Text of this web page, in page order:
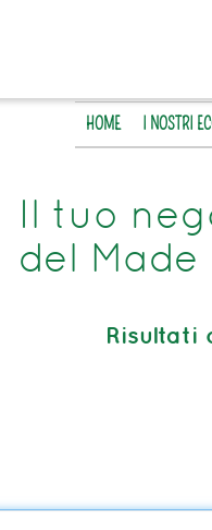
HOME I NOSTRI
Il tuo
del
Risultati